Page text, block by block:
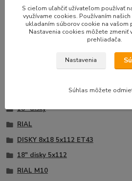
33,50 EUR/sada
27,24 EURbez DPH
Pridať
Tovar zaradený v kategóriách
18" disky
RIAL
DISKY 8x18 5x112 ET43
18" disky 5x112
RIAL M10
S cieľom uľahčiť užívateľom používať
využívame cookies. Používaním
ukladaním súborov cookie na vašom
Nastavenia cookies môžete zmeniť
prehliadača.
Nastavenia
Súhlas môžete